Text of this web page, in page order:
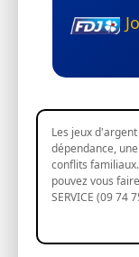
Les jeux
dépendance,
conflits
pouvez vous
SERVICE (09 74